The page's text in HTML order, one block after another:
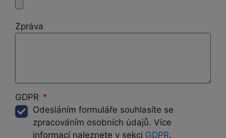
Zpráva
GDPR
Odesláním formuláře souhlasíte se
zpracováním osobních údajů. Více
informací naleznete v sekci GDPR.